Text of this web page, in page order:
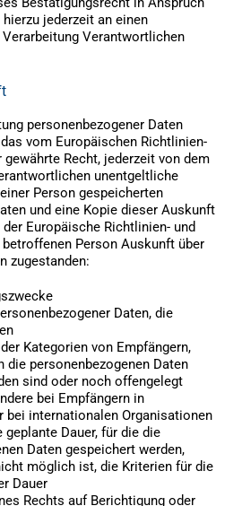
jederzeit an einen
Verantwortlichen
personenbezogener Daten
vom Europäischen Richtlinien-
gewährte Recht, jederzeit von dem
unentgeltliche
Person gespeicherten
und eine Kopie dieser Auskunft
Europäische Richtlinien- und
Person Auskunft über
zugestanden:
Daten, die
Kategorien von Empfängern,
die personenbezogenen Daten
sind oder noch offengelegt
bei Empfängern in
bei internationalen Organisationen
Dauer, für die die
Daten gespeichert werden,
möglich ist, die Kriterien für die
Dauer
Rechts auf Berichtigung oder